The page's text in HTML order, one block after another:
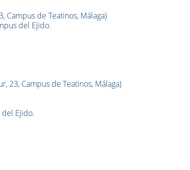
Campus de Teatinos, Málaga)
del Ejido.
23, Campus de Teatinos, Málaga)
Ejido.